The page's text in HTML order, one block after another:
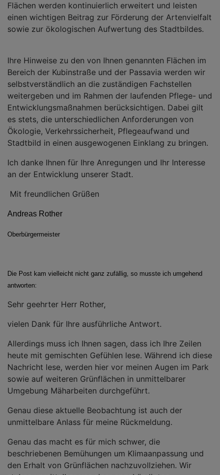
Flächen werden kontinuierlich erweitert und leisten
einen wichtigen Beitrag zur Förderung der Artenvielfalt
sowie zur ökologischen Aufwertung des Stadtbildes.
Ihre Hinweise zu den von Ihnen genannten Flächen im
Bereich der Kubinstraße und der Passavia werden wir
selbstverständlich an die zuständigen Fachstellen
weitergeben und im Rahmen der laufenden Pflege- und
Entwicklungsmaßnahmen berücksichtigen. Dabei gilt
es stets, die unterschiedlichen Anforderungen von
Ökologie, Verkehrssicherheit, Pflegeaufwand und
Stadtbild in einen ausgewogenen Einklang zu bringen.
Ich danke Ihnen für Ihre Anregungen und Ihr Interesse
an der Entwicklung unserer Stadt.
Mit freundlichen Grüßen
Andreas Rother
Oberbürgermeister
Die Post kam vielleicht nicht ganz zufällig, so musste ich umgehend
antworten:
Sehr geehrter Herr Rother,
vielen Dank für Ihre ausführliche Antwort.
Allerdings muss ich Ihnen sagen, dass ich Ihre Zeilen
heute mit gemischten Gefühlen lese. Während ich diese
Nachricht lese, werden hier vor meinen Augen im Park
sowie auf weiteren Grünflächen in unmittelbarer
Umgebung Mäharbeiten durchgeführt.
Genau diese aktuelle Beobachtung ist auch der
unmittelbare Anlass für meine Rückmeldung.
Genau das macht es für mich schwer, die
beschriebenen Bemühungen um Klimaanpassung und
den Erhalt von Grünflächen nachzuvollziehen. Wir